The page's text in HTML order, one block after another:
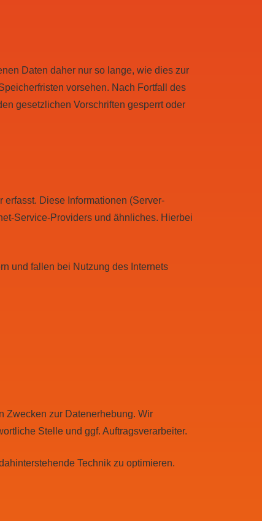
Daten daher nur so lange, wie dies zur
vorsehen. Nach Fortfall des
gesetzlichen Vorschriften gesperrt oder
Diese Informationen (Server-
Service-Providers und ähnliches. Hierbei
und fallen bei Nutzung des Internets
Zwecken zur Datenerhebung. Wir
Stelle und ggf. Auftragsverarbeiter.
Technik zu optimieren.